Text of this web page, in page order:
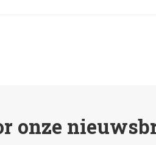
onze